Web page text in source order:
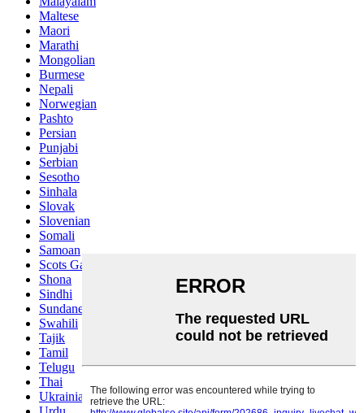
Maltese
Maori
Marathi
Mongolian
Burmese
Nepali
Norwegian
Pashto
Persian
Punjabi
Serbian
Sesotho
Sinhala
Slovak
Slovenian
Somali
Samoan
Scots Gaelic
Shona
Sindhi
Sundanese
Swahili
Tajik
Tamil
Telugu
Thai
Ukrainian